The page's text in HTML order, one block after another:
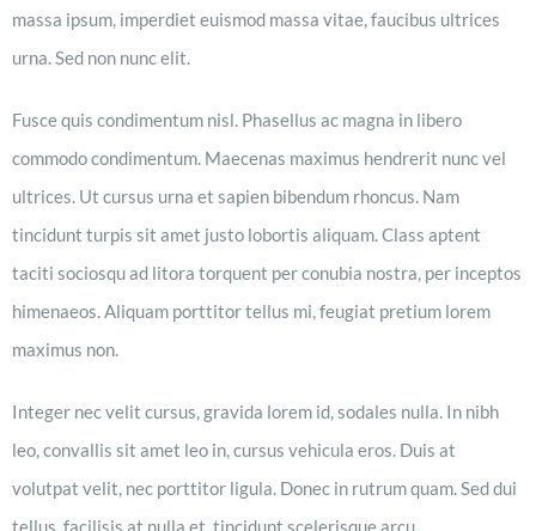
massa ipsum, imperdiet euismod massa vitae, faucibus ultrices
urna. Sed non nunc elit.
Fusce quis condimentum nisl. Phasellus ac magna in libero
commodo condimentum. Maecenas maximus hendrerit nunc vel
ultrices. Ut cursus urna et sapien bibendum rhoncus. Nam
tincidunt turpis sit amet justo lobortis aliquam. Class aptent
taciti sociosqu ad litora torquent per conubia nostra, per inceptos
himenaeos. Aliquam porttitor tellus mi, feugiat pretium lorem
maximus non.
Integer nec velit cursus, gravida lorem id, sodales nulla. In nibh
leo, convallis sit amet leo in, cursus vehicula eros. Duis at
volutpat velit, nec porttitor ligula. Donec in rutrum quam. Sed dui
tellus, facilisis at nulla et, tincidunt scelerisque arcu.